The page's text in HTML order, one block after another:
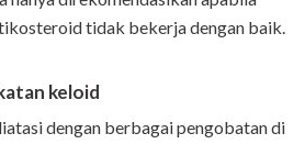
tidak bekerja dengan baik.
keloid
dengan berbagai pengobatan di